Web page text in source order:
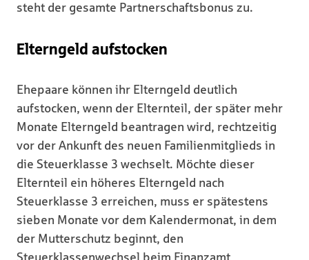
steht der gesamte Partnerschaftsbonus zu.
Elterngeld aufstocken
Ehepaare können ihr Elterngeld deutlich
aufstocken, wenn der Elternteil, der später mehr
Monate Elterngeld beantragen wird, rechtzeitig
vor der Ankunft des neuen Familienmitglieds in
die Steuerklasse 3 wechselt. Möchte dieser
Elternteil ein höheres Elterngeld nach
Steuerklasse 3 erreichen, muss er spätestens
sieben Monate vor dem Kalendermonat, in dem
der Mutterschutz beginnt, den
Steuerklassenwechsel beim Finanzamt